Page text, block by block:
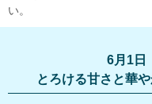
い。
6月1日
とろける甘さと華